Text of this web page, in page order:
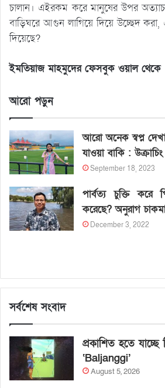
চালান। এইরকম করে মানুষের উপর
বাড়িঘরে আগুন লাগিয়ে দিয়ে উচ্ছেদ
দিয়েছে?
ইমতিয়াজ মাহমুদের ফেসবুক ওয়াল থেকে
আরো পড়ুন
আরো অনেক স্বপ্ন
যাওয়া বাকি :
September 18, 2023
পার্বত্য চুক্তি
করেছে? অনুরাগ
December 3, 2022
সর্বশেষ সংবাদ
প্রকাশিত হতে
‘Baljanggi’
August 5, 2026